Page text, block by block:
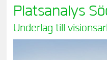
Platsanalys
Underlag till